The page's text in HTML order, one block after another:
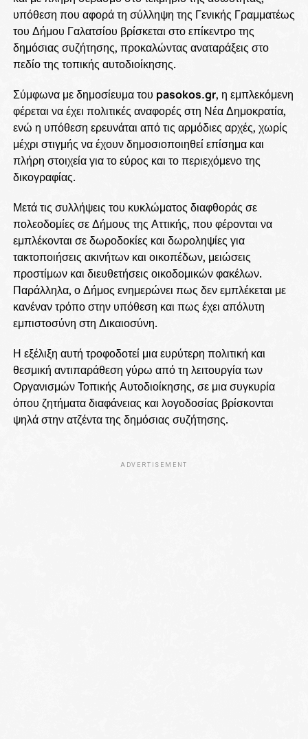
υπόθεση που αφορά τη σύλληψη της Γενικής Γραμματέως
του Δήμου Γαλατσίου βρίσκεται στο επίκεντρο της
δημόσιας συζήτησης, προκαλώντας αναταράξεις στο
πεδίο της τοπικής αυτοδιοίκησης.
Σύμφωνα με δημοσίευμα του pasokos.gr, η εμπλεκόμενη
φέρεται να έχει πολιτικές αναφορές στη Νέα Δημοκρατία,
ενώ η υπόθεση ερευνάται από τις αρμόδιες αρχές, χωρίς
μέχρι στιγμής να έχουν δημοσιοποιηθεί επίσημα και
πλήρη στοιχεία για το εύρος και το περιεχόμενο της
δικογραφίας.
Μετά τις συλλήψεις του κυκλώματος διαφθοράς σε
πολεοδομίες σε Δήμους της Αττικής, που φέρονται να
εμπλέκονται σε δωροδοκίες και δωροληψίες για
τακτοποιήσεις ακινήτων και οικοπέδων, μειώσεις
προστίμων και διευθετήσεις οικοδομικών φακέλων.
Παράλληλα, ο Δήμος ενημερώνει πως δεν εμπλέκεται με
κανέναν τρόπο στην υπόθεση και πως έχει απόλυτη
εμπιστοσύνη στη Δικαιοσύνη.
Η εξέλιξη αυτή τροφοδοτεί μια ευρύτερη πολιτική και
θεσμική αντιπαράθεση γύρω από τη λειτουργία των
Οργανισμών Τοπικής Αυτοδιοίκησης, σε μια συγκυρία
όπου ζητήματα διαφάνειας και λογοδοσίας βρίσκονται
ψηλά στην ατζέντα της δημόσιας συζήτησης.
ADVERTISEMENT